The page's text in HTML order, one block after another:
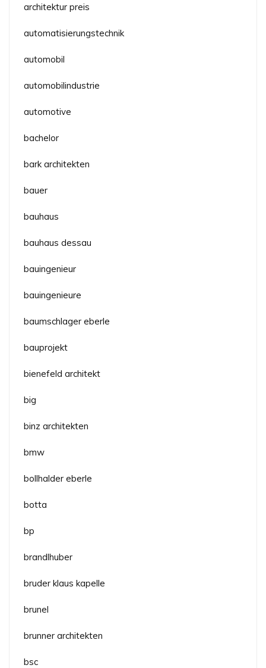
architektur preis
automatisierungstechnik
automobil
automobilindustrie
automotive
bachelor
bark architekten
bauer
bauhaus
bauhaus dessau
bauingenieur
bauingenieure
baumschlager eberle
bauprojekt
bienefeld architekt
big
binz architekten
bmw
bollhalder eberle
botta
bp
brandlhuber
bruder klaus kapelle
brunel
brunner architekten
bsc